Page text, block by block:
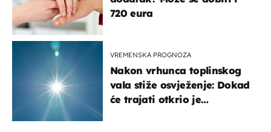
720 eura
VREMENSKA PROGNOZA
Nakon vrhunca toplinskog
vala stiže osvježenje: Dokad
će trajati otkrio je